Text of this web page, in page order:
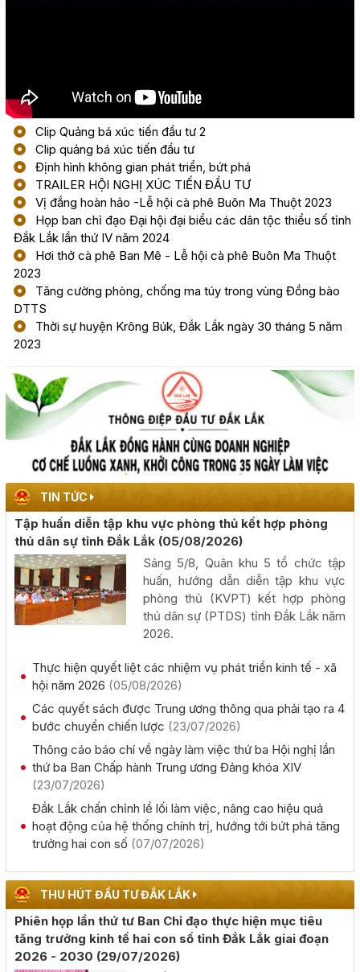
(06/08/2026, 00:00)
Tập huấn diễn tập khu vực phòng thủ kết hợp phòng
thủ dân sự tỉnh Đắk Lắk
(05/08/2026, 00:00)
Thực hiện quyết liệt các nhiệm vụ phát triển kinh tế - xã
hội năm 2026
(05/08/2026, 00:00)
Phấn đấu khai thác đồng bộ toàn tuyến cao tốc Khánh
Hòa - Buôn Ma Thuột trong năm 2026
(05/08/2026, 00:00)
Công khai kết quả giải ngân vốn đầu tư công đến hết
tháng 7 năm 2026
(04/08/2026, 00:00)
Chủ tịch UBND tỉnh Đỗ Hữu Huy: Quyết liệt đẩy nhanh
tiến độ giải ngân đầu tư công theo nguyên tắc "6 rõ
(04/08/2026, 00:00)
Rà soát công tác chuẩn bị diễn tập khu vực phòng thủ
kết hợp diễn tập phòng thủ dân sự tỉnh năm 2026
(02/08/2026, 00:00)
Khai mạc Hội nghị Ngoại giao lần thứ 33
Giới thiệu thông tin về 17 khu đất đấu giá quyền sử dụng
đất trên địa bàn tỉnh Đắk Lắk
(28/07/2026, 00:00)
Thông báo về việc tiếp nhận hồ sơ đề nghị chấp thuận
chủ trương đầu tư dự án: Nhà máy sản xuất viên nén gỗ
xuất khẩu và chế biến lâm sản - Thành Châu Đắk Lắk
(27/07/2026, 00:00)
hội Sầu riêng năm 2026
(06/08/2026, 00:00)
Tập huấn diễn tập khu vực phòng thủ kết hợp phòng
thủ dân sự tỉnh Đắk Lắk
Clip Quảng bá xúc tiến đầu tư 2
Clip quảng bá xúc tiến đầu tư
Định hình không gian phát triển, bứt phá
TRAILER HỘI NGHỊ XÚC TIẾN ĐẦU TƯ
Vị đắng hoàn hảo -Lễ hội cà phê Buôn Ma Thuột 2023
Họp ban chỉ đạo Đại hội đại biểu các dân tộc thiểu số tỉnh
Đắk Lắk lần thứ IV năm 2024
Hơi thở cà phê Ban Mê - Lễ hội cà phê Buôn Ma Thuột
2023
Tăng cường phòng, chống ma túy trong vùng Đồng bào
DTTS
Thời sự huyện Krông Búk, Đắk Lắk ngày 30 tháng 5 năm
2023
TIN TỨC
Tập huấn diễn tập khu vực phòng thủ kết hợp phòng
thủ dân sự tỉnh Đắk Lắk (05/08/2026)
Sáng 5/8, Quân khu 5 tổ chức tập
huấn, hướng dẫn diễn tập khu vực
phòng thủ (KVPT) kết hợp phòng
thủ dân sự (PTDS) tỉnh Đắk Lắk năm
2026.
Thực hiện quyết liệt các nhiệm vụ phát triển kinh tế - xã
hội năm 2026 (05/08/2026)
Các quyết sách được Trung ương thông qua phải tạo ra 4
bước chuyển chiến lược (23/07/2026)
Thông cáo báo chí về ngày làm việc thứ ba Hội nghị lần
thứ ba Ban Chấp hành Trung ương Đảng khóa XIV
(23/07/2026)
Đắk Lắk chấn chỉnh lề lối làm việc, nâng cao hiệu quả
hoạt động của hệ thống chính trị, hướng tới bứt phá tăng
trưởng hai con số (07/07/2026)
THU HÚT ĐẦU TƯ ĐẮK LẮK
Phiên họp lần thứ tư Ban Chỉ đạo thực hiện mục tiêu
tăng trưởng kinh tế hai con số tỉnh Đắk Lắk giai đoạn
2026 - 2030 (29/07/2026)